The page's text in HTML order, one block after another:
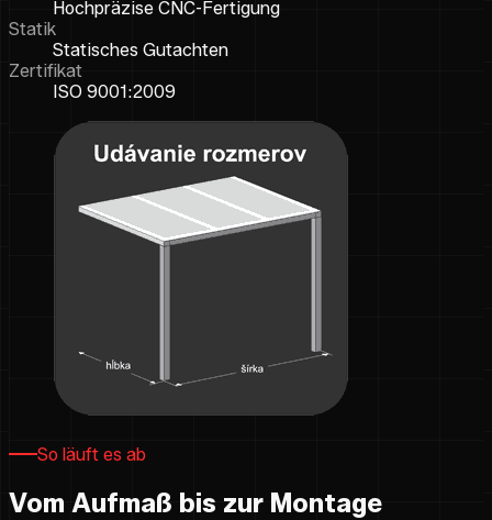
Hochpräzise CNC-Fertigung
Statik
Statisches Gutachten
Zertifikat
ISO 9001:2009
So läuft es ab
Vom Aufmaß bis zur Montage